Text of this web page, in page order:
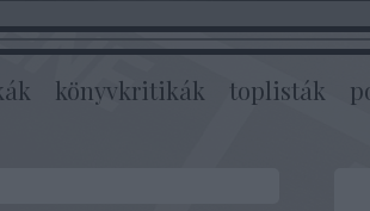
könyvkritikák toplisták